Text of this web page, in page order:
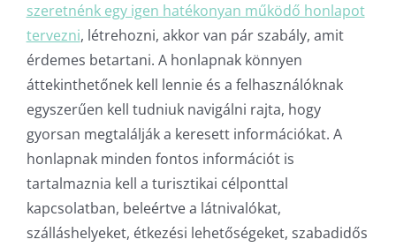
szeretnénk egy igen hatékonyan működő honlapot
tervezni, létrehozni, akkor van pár szabály, amit
érdemes betartani. A honlapnak könnyen
áttekinthetőnek kell lennie és a felhasználóknak
egyszerűen kell tudniuk navigálni rajta, hogy
gyorsan megtalálják a keresett információkat. A
honlapnak minden fontos információt is
tartalmaznia kell a turisztikai célponttal
kapcsolatban, beleértve a látnivalókat,
szálláshelyeket, étkezési lehetőségeket, szabadidős